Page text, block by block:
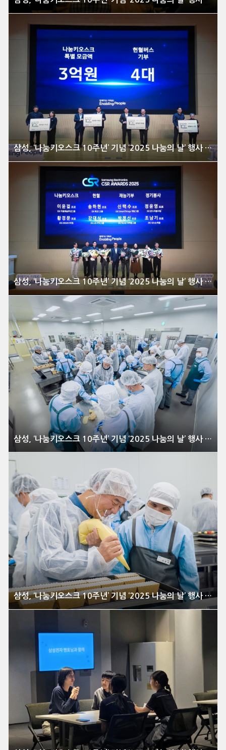
삼성, ‘나눔키오스크 10주년’ 기념 ‘2025 나눔의 날’ 행사 개최
삼성, ‘나눔키오스크 10주년’ 기념 ‘2025 나눔의 날’ 행사 개최
삼성, ‘나눔키오스크 10주년’ 기념 ‘2025 나눔의 날’ 행사 개최
삼성, ‘나눔키오스크 10주년’ 기념 ‘2025 나눔의 날’ 행사 개최